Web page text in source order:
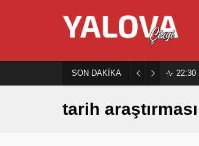
SON DAKİKA 22:30
tarih araştırması